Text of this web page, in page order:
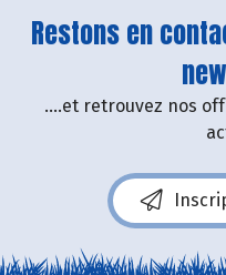
Restons en
....et retrouvez nos